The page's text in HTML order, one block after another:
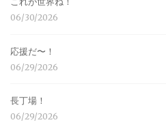
06/30/2026
応援だ〜！
06/29/2026
長丁場！
06/29/2026